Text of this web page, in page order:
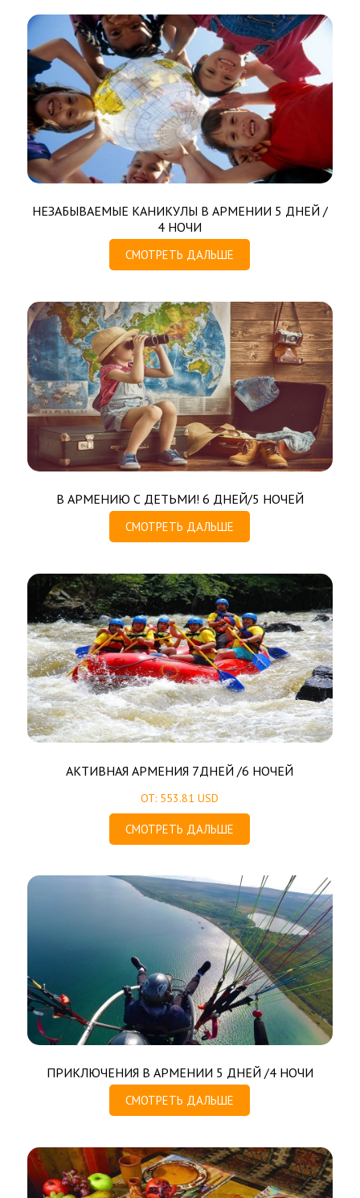
НЕЗАБЫВАЕМЫЕ КАНИКУЛЫ В АРМЕНИИ 5 ДНЕЙ /
4 НОЧИ
СМОТРЕТЬ ДАЛЬШЕ
В АРМЕНИЮ С ДЕТЬМИ! 6 ДНЕЙ/5 НОЧЕЙ
СМОТРЕТЬ ДАЛЬШЕ
АКТИВНАЯ АРМЕНИЯ 7ДНЕЙ /6 НОЧЕЙ
ОТ: 553.81 USD
СМОТРЕТЬ ДАЛЬШЕ
ПРИКЛЮЧЕНИЯ В АРМЕНИИ 5 ДНЕЙ /4 НОЧИ
СМОТРЕТЬ ДАЛЬШЕ